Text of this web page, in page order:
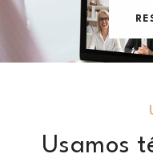
Usamos